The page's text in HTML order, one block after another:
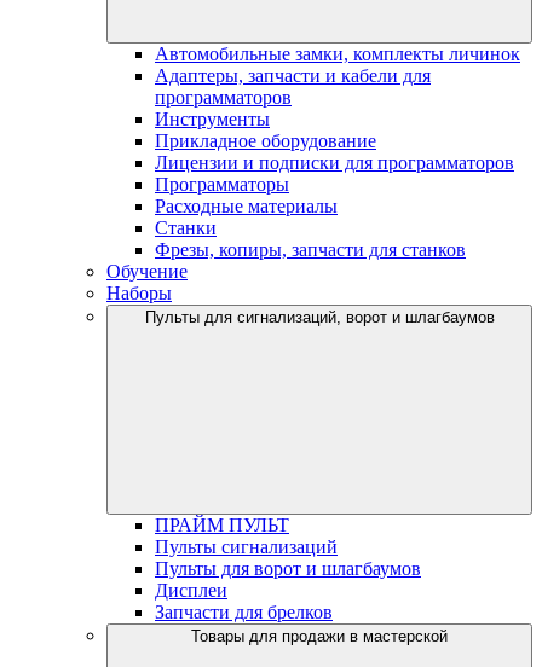
Автомобильные замки, комплекты личинок
Адаптеры, запчасти и кабели для
программаторов
Инструменты
Прикладное оборудование
Лицензии и подписки для программаторов
Программаторы
Расходные материалы
Станки
Фрезы, копиры, запчасти для станков
Обучение
Наборы
Пульты для сигнализаций, ворот и шлагбаумов
ПРАЙМ ПУЛЬТ
Пульты сигнализаций
Пульты для ворот и шлагбаумов
Дисплеи
Запчасти для брелков
Товары для продажи в мастерской